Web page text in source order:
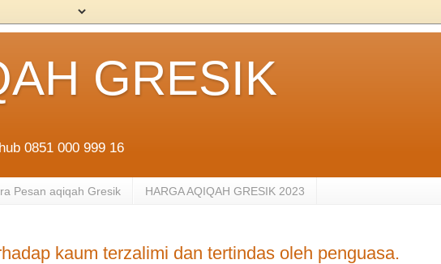
GRESIK
0851 000 999 16
Pesan aqiqah Gresik HARGA AQIQAH GRESIK 2023
kaum terzalimi dan tertindas oleh penguasa.